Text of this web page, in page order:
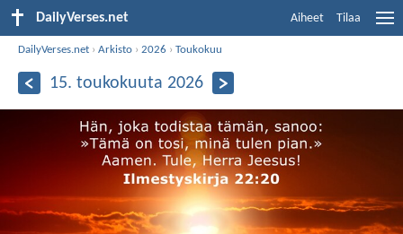
DailyVerses.net Aiheet Tilaa
DailyVerses.net ›Arkisto ›2026 ›Toukokuu
15. toukokuuta 2026